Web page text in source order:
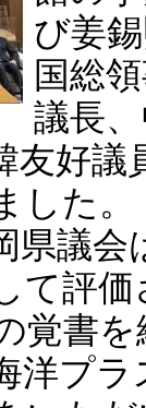
び姜
国総
議長
友好議
した。
議会
て評
覚書
洋プ